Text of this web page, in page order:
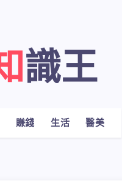
知識王
賺錢 生活 醫美